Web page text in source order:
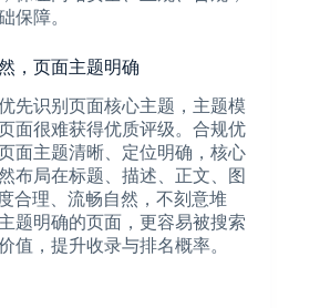
保障。
，页面主题明确
先识别页面核心主题，主题模
面很难获得优质评级。合规优
面主题清晰、定位明确，核心
布局在标题、描述、正文、图
合理、流畅自然，不刻意堆
题明确的页面，更容易被搜索
值，提升收录与排名概率。